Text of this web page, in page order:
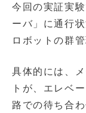
今回の実証実
ーバ」に通行
ロボットの群
具体的には、
トが、エレベ
路での待ち合